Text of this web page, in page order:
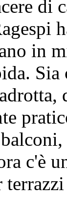
di
in
c'è